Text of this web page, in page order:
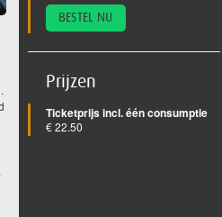
BESTEL NU
Prijzen
Ticketprijs incl. één consumptie
€ 22.50